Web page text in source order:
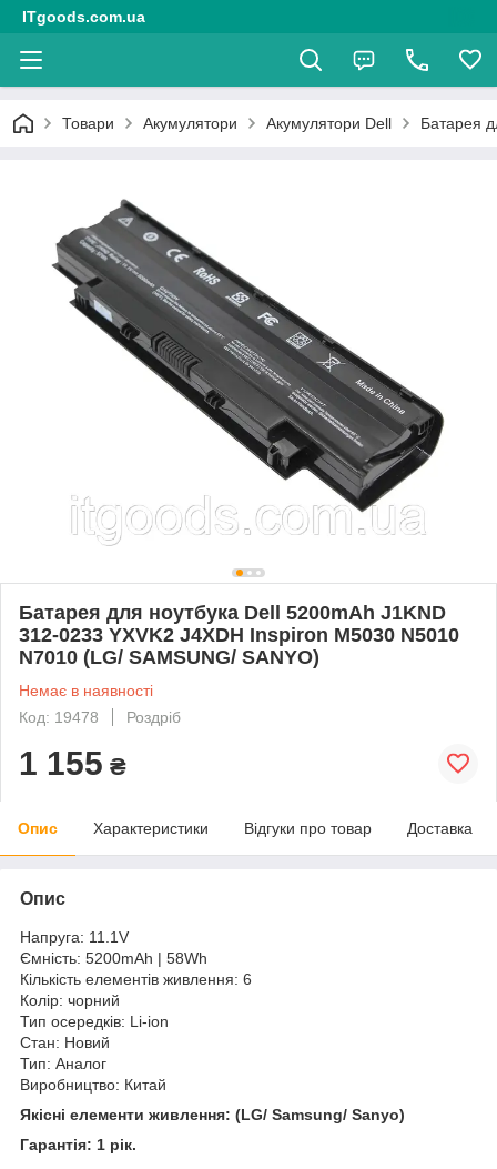
ITgoods.com.ua
Товари Акумулятори Акумулятори Dell Батарея
Батарея для ноутбука Dell 5200mAh J1KND
312-0233 YXVK2 J4XDH Inspiron M5030 N5010
N7010 (LG/ SAMSUNG/ SANYO)
Немає в наявності
Код: 19478
Роздріб
1 155 ₴
Опис Характеристики Відгуки про товар Доставка
Опис
Напруга: 11.1V
Ємність: 5200mAh | 58Wh
Кількість елементів живлення: 6
Колір: чорний
Тип осередків: Li-ion
Стан: Новий
Тип: Аналог
Виробництво: Китай
Якісні елементи живлення: (LG/ Samsung/ Sanyo)
Гарантія: 1 рік.